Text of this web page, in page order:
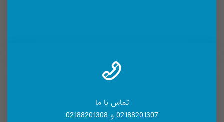
تماس با ما
02188201307 و 02188201308